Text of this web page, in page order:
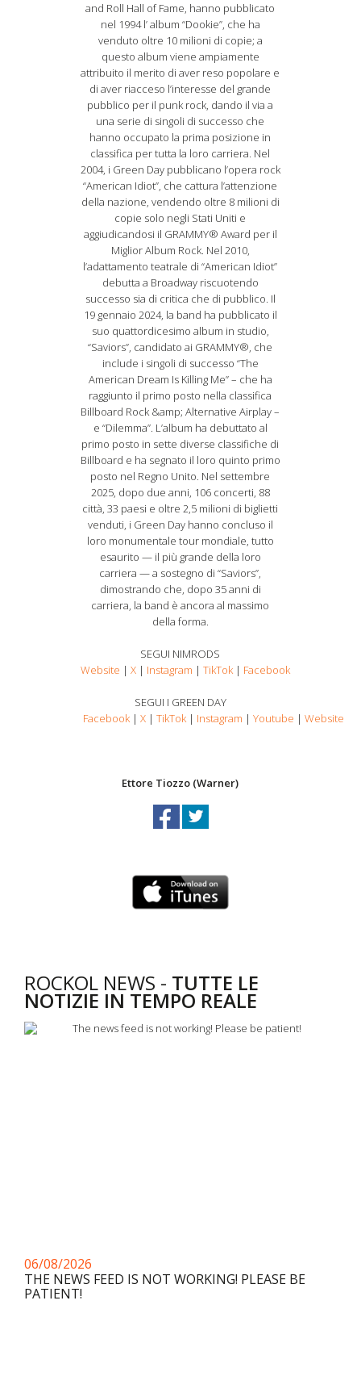
and Roll Hall of Fame, hanno pubblicato
nel 1994 l’ album “Dookie”, che ha
venduto oltre 10 milioni di copie; a
questo album viene ampiamente
attribuito il merito di aver reso popolare e
di aver riacceso l’interesse del grande
pubblico per il punk rock, dando il via a
una serie di singoli di successo che
hanno occupato la prima posizione in
classifica per tutta la loro carriera. Nel
2004, i Green Day pubblicano l’opera rock
“American Idiot”, che cattura l’attenzione
della nazione, vendendo oltre 8 milioni di
copie solo negli Stati Uniti e
aggiudicandosi il GRAMMY® Award per il
Miglior Album Rock. Nel 2010,
l’adattamento teatrale di “American Idiot”
debutta a Broadway riscuotendo
successo sia di critica che di pubblico. Il
19 gennaio 2024, la band ha pubblicato il
suo quattordicesimo album in studio,
“Saviors”, candidato ai GRAMMY®, che
include i singoli di successo “The
American Dream Is Killing Me” – che ha
raggiunto il primo posto nella classifica
Billboard Rock &amp; Alternative Airplay –
e “Dilemma”. L’album ha debuttato al
primo posto in sette diverse classifiche di
Billboard e ha segnato il loro quinto primo
posto nel Regno Unito. Nel settembre
2025, dopo due anni, 106 concerti, 88
città, 33 paesi e oltre 2,5 milioni di biglietti
venduti, i Green Day hanno concluso il
loro monumentale tour mondiale, tutto
esaurito — il più grande della loro
carriera — a sostegno di “Saviors”,
dimostrando che, dopo 35 anni di
carriera, la band è ancora al massimo
della forma.
SEGUI NIMRODS
Website | X| Instagram | TikTok | Facebook
SEGUI I GREEN DAY
Facebook| X| TikTok | Instagram | Youtube | Website
Ettore Tiozzo (Warner)
ROCKOL NEWS - TUTTE LE
NOTIZIE IN TEMPO REALE
06/08/2026
THE NEWS FEED IS NOT WORKING! PLEASE BE
PATIENT!